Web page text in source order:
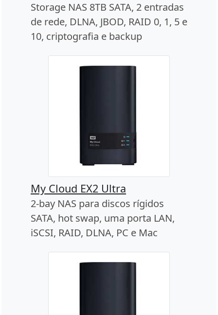
Storage NAS 8TB SATA, 2 entradas
de rede, DLNA, JBOD, RAID 0, 1, 5 e
10, criptografia e backup
My Cloud EX2 Ultra
2-bay NAS para discos rígidos
SATA, hot swap, uma porta LAN,
iSCSI, RAID, DLNA, PC e Mac